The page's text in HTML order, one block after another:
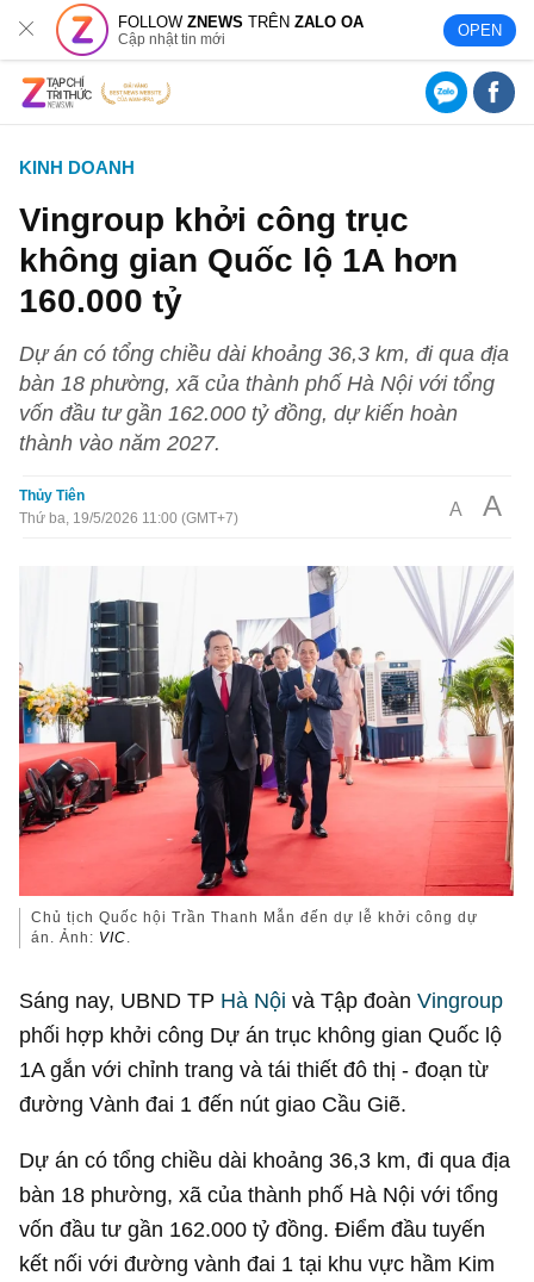
FOLLOWZNEWS TRÊNZALO OA
Cập nhật tin mới OPEN
KINH DOANH
Vingroup khởi công trục
không gian Quốc lộ 1A hơn
160.000 tỷ
Dự án có tổng chiều dài khoảng 36,3 km, đi qua địa
bàn 18 phường, xã của thành phố Hà Nội với tổng
vốn đầu tư gần 162.000 tỷ đồng, dự kiến hoàn
thành vào năm 2027.
Thủy Tiên
Thứ ba, 19/5/2026 11:00 (GMT+7)
A A
Chủ tịch Quốc hội Trần Thanh Mẫn đến dự lễ khởi công dự
án. Ảnh: VIC.
Sáng nay, UBND TP Hà Nội và Tập đoànVingroup
phối hợp khởi công Dự án trục không gian Quốc lộ
1A gắn với chỉnh trang và tái thiết đô thị - đoạn từ
đường Vành đai 1 đến nút giao Cầu Giẽ.
Dự án có tổng chiều dài khoảng 36,3 km, đi qua địa
bàn 18 phường, xã của thành phố Hà Nội với tổng
vốn đầu tư gần 162.000 tỷ đồng. Điểm đầu tuyến
kết nối với đường vành đai 1 tại khu vực hầm Kim